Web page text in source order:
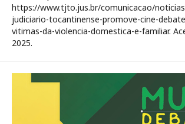
https://www.tjto.jus.br/comunicacao/
judiciario-tocantinense-promove-cine-
vitimas-da-violencia-domestica-e-familiar.
2025.